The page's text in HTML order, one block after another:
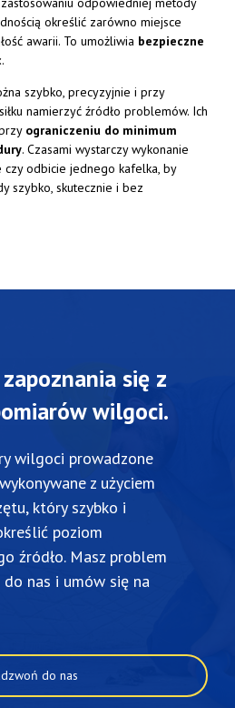
określić zarówno miejsce
awarii. To umożliwia bezpieczne
.
szybko, precyzyjnie i przy
namierzyć źródło problemów. Ich
ograniczeniu do minimum
. Czasami wystarczy wykonanie
odbicie jednego kafelka, by
szybko, skutecznie i bez
się z
wilgoci.
wilgoci prowadzone
z użyciem
który szybko i
poziom
źródło. Masz problem
nas i umów się na
do nas